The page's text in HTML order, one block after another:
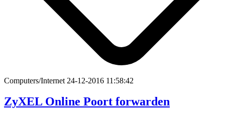
Computers/Internet 24-12-2016 11:58:42
ZyXEL Online Poort forwarden